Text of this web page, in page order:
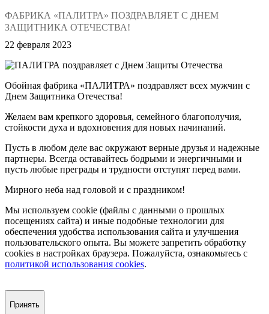
Фабрика «ПАЛИТРА» поздравляет с Днем Защитника
ФАБРИКА «ПАЛИТРА» ПОЗДРАВЛЯЕТ С ДНЕМ
ЗАЩИТНИКА ОТЕЧЕСТВА!
22 февраля 2023
Обойная фабрика «ПАЛИТРА» поздравляет всех мужчин с
Днем Защитника Отечества!
Желаем вам крепкого здоровья, семейного благополучия,
стойкости духа и вдохновения для новых начинаний.
Пусть в любом деле вас окружают верные друзья и надежные
партнеры. Всегда оставайтесь бодрыми и энергичными и
пусть любые преграды и трудности отступят перед вами.
Мирного неба над головой и с праздником!
Мы используем cookie (файлы с данными о прошлых
посещениях сайта) и иные подобные технологии для
обеспечения удобства использования сайта и улучшения
пользовательского опыта. Вы можете запретить обработку
сookies в настройках браузера. Пожалуйста, ознакомьтесь с
политикой использования cookies.
Принять